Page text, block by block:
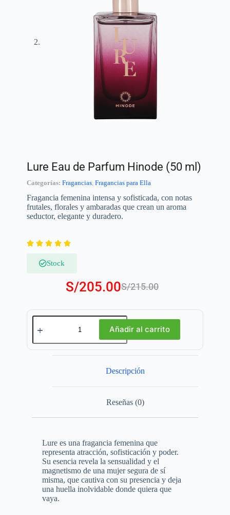
Lure Eau de Parfum Hinode (50 ml)
Categorías: Fragancias, Fragancias para Ella
Fragancia femenina intensa y sofisticada, con notas
frutales, florales y ambaradas que crean un aroma
seductor, elegante y duradero.
    
Stock
S/215.00
S/205.00
Añadir al carrito
Descripción
Reseñas (0)
Lure es una fragancia femenina que
representa atracción, sofisticación y poder.
Su esencia revela la sensualidad y el
magnetismo de una mujer segura de sí
misma, que cautiva con su presencia y deja
una huella inolvidable donde quiera que
vaya.